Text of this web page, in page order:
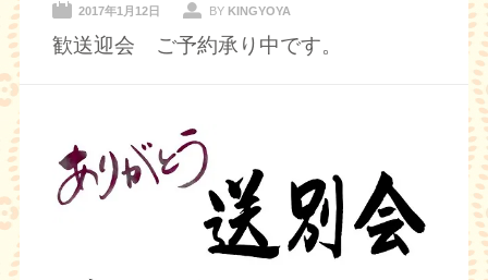
2017年1月12日 BY KINGYOYA
歓送迎会 ご予約承り中です。